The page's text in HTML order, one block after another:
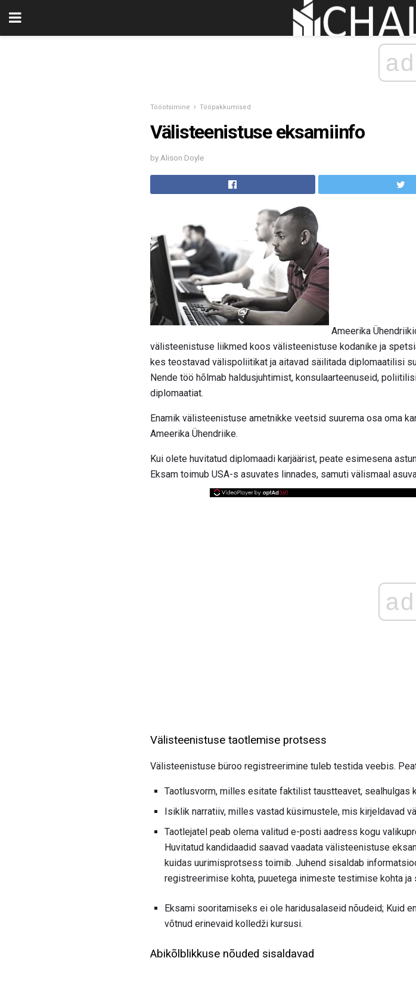
ad
Tööotsimine Tööpakkumised
Välisteenistuse eksamiinfo
by Alison Doyle
Ameerika
välisteenistuse liikmed koos välisteenistuse kodanike ja
kes teostavad välispoliitikat ja aitavad säilitada diplomaatilisi
Nende töö hõlmab haldusjuhtimist, konsulaarteenuseid,
diplomaatiat.
Enamik välisteenistuse ametnikke veetsid suurema osa oma
Ameerika Ühendriike.
Kui olete huvitatud diplomaadi karjäärist, peate esimesena
Eksam toimub USA-s asuvates linnades, samuti välismaal
ad
Välisteenistuse taotlemise protsess
Välisteenistuse büroo registreerimine tuleb testida veebis.
Taotlusvorm, milles esitate faktilist taustteavet, sealhulgas
Isiklik narratiiv, milles vastad küsimustele, mis kirjeldavad
Taotlejatel peab olema valitud e-posti aadress kogu
Huvitatud kandidaadid saavad vaadata välisteenistuse
kuidas uurimisprotsess toimib. Juhend sisaldab
registreerimise kohta, puuetega inimeste testimise kohta
Eksami sooritamiseks ei ole haridusalaseid nõudeid; Kuid
võtnud erinevaid kolledži kursusi.
Abikõlblikkuse nõuded sisaldavad